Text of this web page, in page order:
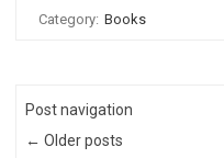
Category: Books
Post navigation
← Older posts